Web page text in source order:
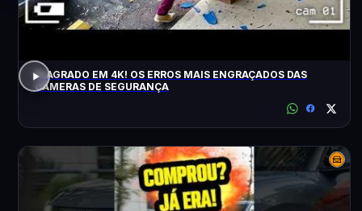
FLAGRADO EM 4K! OS ERROS MAIS ENGRAÇADOS DAS
CÂMERAS DE SEGURANÇA